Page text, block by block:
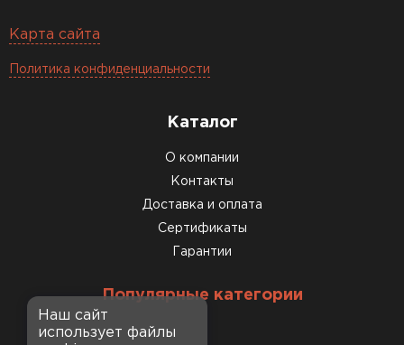
Карта сайта
Политика конфиденциальности
Каталог
О компании
Контакты
Доставка и оплата
Сертификаты
Гарантии
Популярные категории
Наш сайт
использует файлы